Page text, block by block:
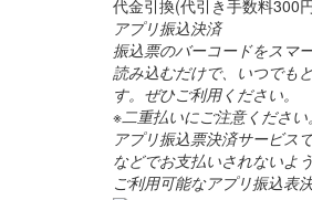
代金引換(代引き手数料300
アプリ振込決済
振込票のバーコードをスマ
読み込むだけで、いつでも
す。ぜひご利用ください。
※二重払いにご注意ください。
アプリ振込票決済サービス
などでお支払いされないよ
ご利用可能なアプリ振込表